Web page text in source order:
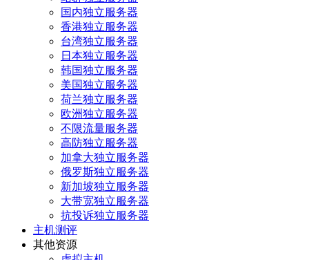
国内独立服务器
香港独立服务器
台湾独立服务器
日本独立服务器
韩国独立服务器
美国独立服务器
荷兰独立服务器
欧洲独立服务器
不限流量服务器
高防独立服务器
加拿大独立服务器
俄罗斯独立服务器
新加坡独立服务器
大带宽独立服务器
抗投诉独立服务器
主机测评
其他资源